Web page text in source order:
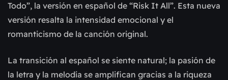
Todo”, la versión en español de “Risk It All”. Esta nueva
versión resalta la intensidad emocional y el
romanticismo de la canción original.
La transición al español se siente natural; la pasión de
la letra y la melodía se amplifican gracias a la riqueza